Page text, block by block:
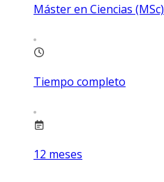
Máster en Ciencias (MSc)
Tiempo completo
12 meses